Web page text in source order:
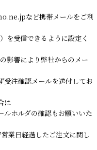
など携帯メールをご利
を受信できるように設定く
影響により弊社からのメー
受注確認メールを送付してお
は
ルホルダの確認もお願いいた
業日経過したご注文に関し